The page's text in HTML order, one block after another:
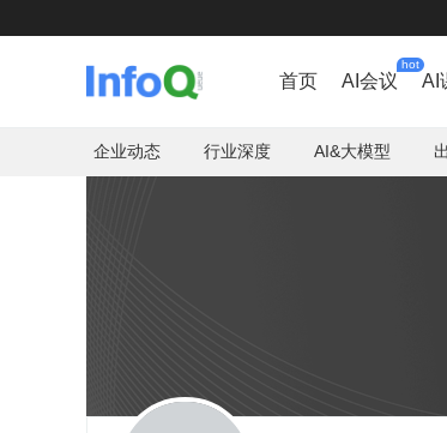
首页 AI会议
hot
AI
企业动态 行业深度 AI&大模型